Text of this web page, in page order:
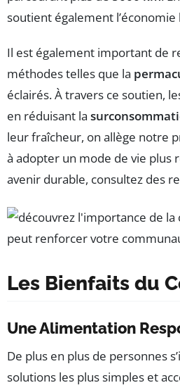
soutient également
Il est également important de
méthodes telles que la
éclairés. À travers ce soutien,
en réduisant la
leur fraîcheur, on allège notre
à adopter un mode de vie plus
avenir durable, consultez des
Les Bienfaits du
Une Alimentation
De plus en plus de personnes
solutions les plus simples et